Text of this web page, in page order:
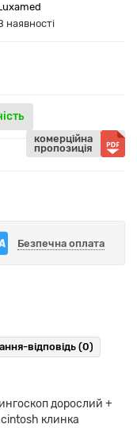
наявності
комерційна
пропозиція
Безпечна оплата
відповідь(0)
дорослий +
клинка